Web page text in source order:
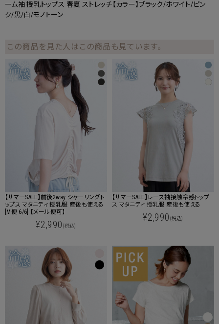
ーム袖 授乳トップス 春夏 ストレッチ【カラー】ブラック/ホワイト/ピン
ク/黒/白/モノトーン
この商品を見た人はこの商品も見ています。
【サマーSALE】前後2way シャーリングト
ップス マタニティ 授乳服 産後も使える
[M便 6/6] 【メール便可】
¥2,990 (税込)
【サマーSALE】レース袖接触冷感トップ
ス マタニティ 授乳服 産後も使える
¥2,990 (税込)